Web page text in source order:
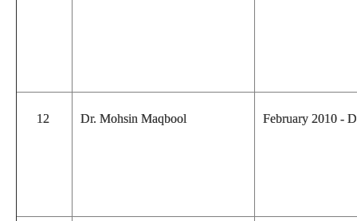
12 Dr. Mohsin Maqbool February 2010 -